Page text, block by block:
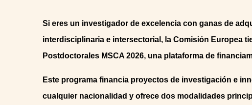
Si eres un investigador de excelencia con ganas de
interdisciplinaria e intersectorial, la Comisión Europea
Postdoctorales MSCA 2026, una plataforma de
Este programa financia proyectos de investigación e
cualquier nacionalidad y ofrece dos modalidades